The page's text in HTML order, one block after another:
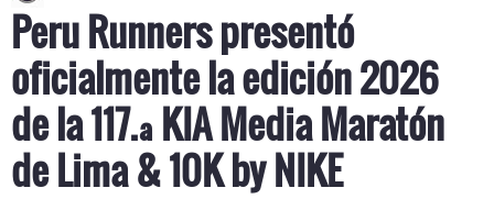
Peru Runners presentó
oficialmente la edición 2026
de la 117.ª KIA Media Maratón
de Lima & 10K by NIKE